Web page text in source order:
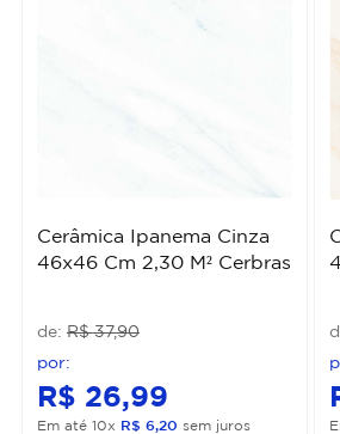
Cerâmica Ipanema Cinza
46x46 Cm 2,30 M² Cerbras
R$ 37,90
R$ 26,99
Em até 10x R$ 6,20 sem juros